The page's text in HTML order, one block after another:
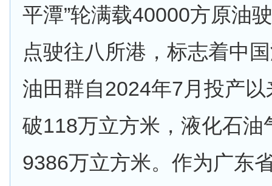
平潭”轮满载40000方原油
点驶往八所港，标志着中
油田群自2024年7月投产
破118万立方米，液化石油
9386万立方米。作为广东